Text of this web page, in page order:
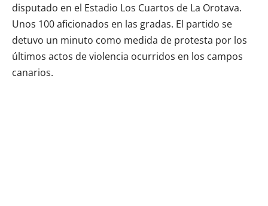
disputado en el Estadio Los Cuartos de La Orotava.
Unos 100 aficionados en las gradas. El partido se
detuvo un minuto como medida de protesta por los
últimos actos de violencia ocurridos en los campos
canarios.